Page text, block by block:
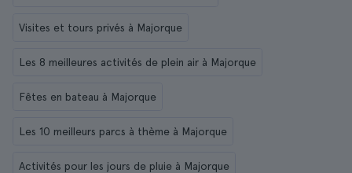
Visites et tours privés à Majorque
Les 8 meilleures activités de plein air à Majorque
Fêtes en bateau à Majorque
Les 10 meilleurs parcs à thème à Majorque
Activités pour les jours de pluie à Majorque